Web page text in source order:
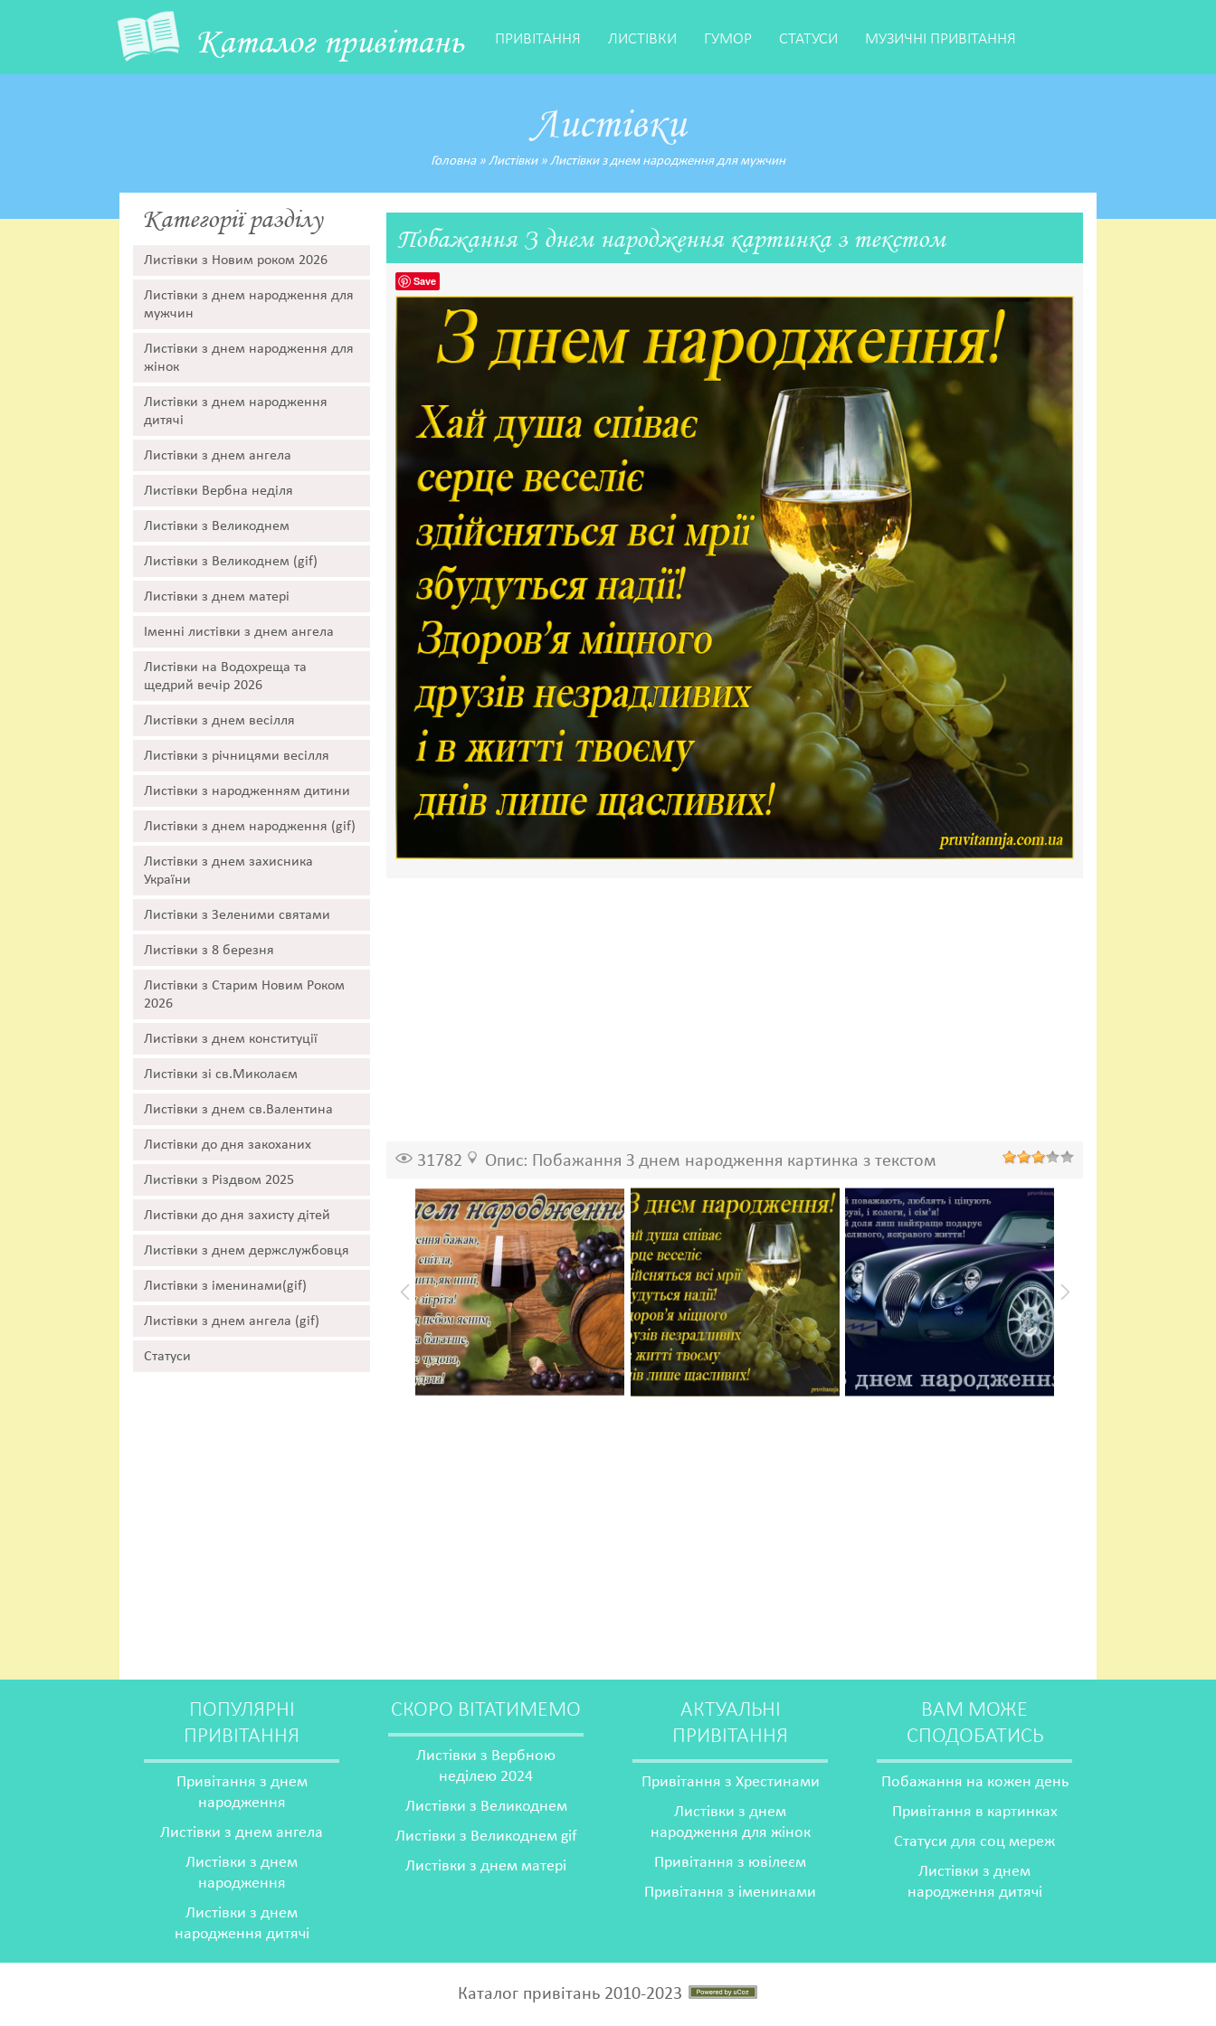
Каталог привітань ПРИВІТАННЯ ЛИСТІВКИ ГУМОР СТАТУСИ МУЗИЧНІ ПРИВІТАННЯ
Листівки
Головна» Листівки» Листівки з днем народження для мужчин
Категорії разділу
Листівки з Новим роком 2026
Листівки з днем народження для
мужчин
Листівки з днем народження для
жінок
Листівки з днем народження
дитячі
Листівки з днем ангела
Листівки Вербна неділя
Листівки з Великоднем
Листівки з Великоднем (gif)
Листівки з днем матері
Іменні листівки з днем ангела
Листівки на Водохреща та
щедрий вечір 2026
Листівки з днем весілля
Листівки з річницями весілля
Листівки з народженням дитини
Листівки з днем народження (gif)
Листівки з днем захисника
України
Листівки з Зеленими святами
Листівки з 8 березня
Листівки з Старим Новим Роком
2026
Листівки з днем конституції
Листівки зі св.Миколаєм
Листівки з днем св.Валентина
Листівки до дня закоханих
Листівки з Різдвом 2025
Листівки до дня захисту дітей
Листівки з днем держслужбовця
Листівки з іменинами(gif)
Листівки з днем ангела (gif)
Статуси
Побажання З днем народження картинка з текстом
Save
31782 Опис: Побажання З днем народження картинка з текстом
ПОПУЛЯРНІ
ПРИВІТАННЯ
Привітання з днем
народження
Листівки з днем ангела
Листівки з днем
народження
Листівки з днем
народження дитячі
СКОРО ВІТАТИМЕМО
Листівки з Вербною
неділею 2024
Листівки з Великоднем
Листівки з Великоднем gif
Листівки з днем матері
АКТУАЛЬНІ
ПРИВІТАННЯ
Привітання з Хрестинами
Листівки з днем
народження для жінок
Привітання з ювілеєм
Привітання з іменинами
ВАМ МОЖЕ
СПОДОБАТИСЬ
Побажання на кожен день
Привітання в картинках
Статуси для соц мереж
Листівки з днем
народження дитячі
Каталог привітань 2010-2023